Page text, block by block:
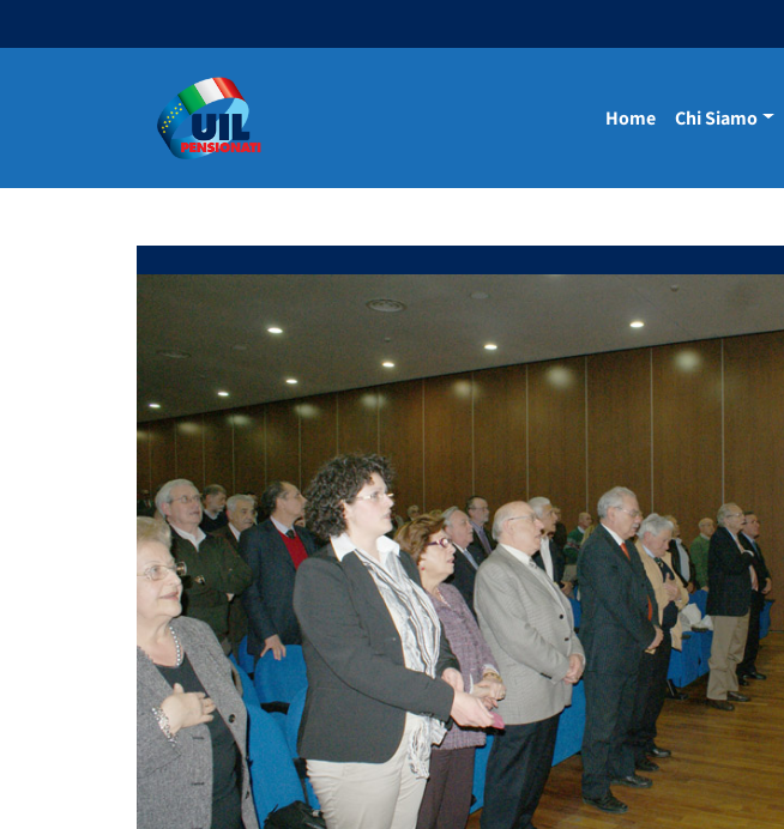
Navigazione principale Home Chi Siamo